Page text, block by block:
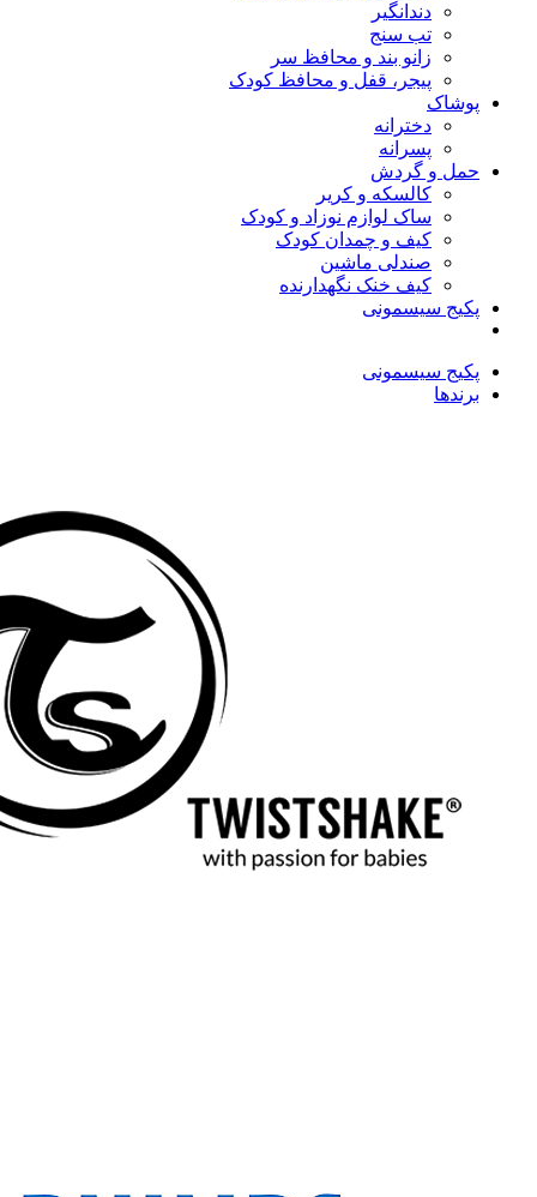
دندانگیر
تب‌ سنج
زانو بند و محافظ سر
پیجر، قفل و محافظ کودک
پوشاک
دخترانه
پسرانه
حمل و گردش
کالسکه و کریر
ساک لوازم نوزاد و کودک
کیف و چمدان کودک
صندلی ماشین
کیف خنک نگهدارنده
پکیج سیسمونی
پکیج سیسمونی
برندها